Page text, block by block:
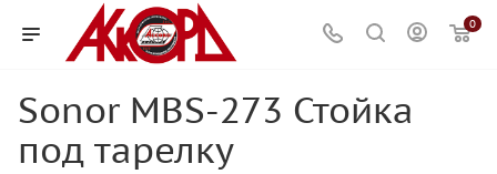
0
Sonor MBS-273 Стойка
под тарелку